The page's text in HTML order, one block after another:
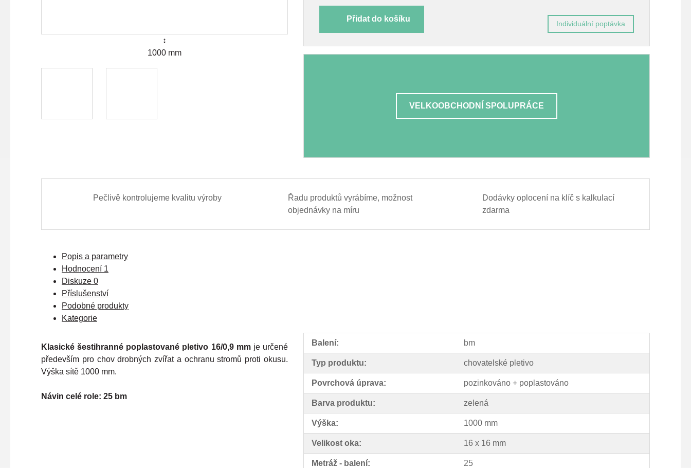
↕
1000 mm
Přidat do košíku
Individuální poptávka
VELKOOBCHODNÍ SPOLUPRÁCE
Pečlivě kontrolujeme kvalitu výroby
Řadu produktů vyrábíme, možnost
objednávky na míru
Dodávky oplocení na klíč s kalkulací
zdarma
Popis a parametry
Hodnocení 1
Diskuze 0
Příslušenství
Podobné produkty
Kategorie
Klasické šestihranné poplastované pletivo 16/0,9 mm je určené
především pro chov drobných zvířat a ochranu stromů proti okusu.
Výška sítě 1000 mm.
Návin celé role: 25 bm
Balení: bm
Typ produktu: chovatelské pletivo
Povrchová úprava: pozinkováno + poplastováno
Barva produktu: zelená
Výška: 1000 mm
Velikost oka: 16 x 16 mm
Metráž - balení: 25